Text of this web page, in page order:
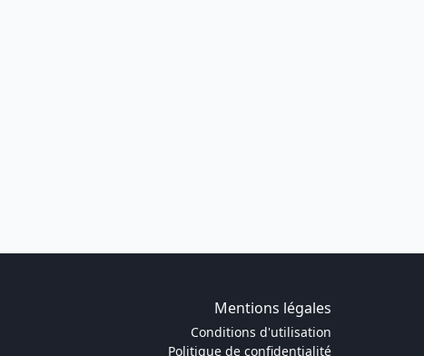
Mentions légales
Conditions d'utilisation
Politique de confidentialité